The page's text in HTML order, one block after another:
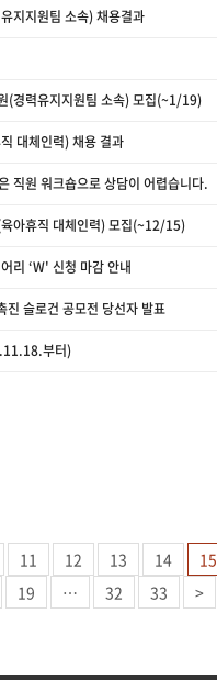
지지원팀 소속) 채용결과
(경력유지지원팀 소속) 모집(~1/19)
대체인력) 채용 결과
직원 워크숍으로 상담이 어렵습니다.
아휴직 대체인력) 모집(~12/15)
리 ‘W' 신청 마감 안내
진 슬로건 공모전 당선자 발표
부터)
11 12 13 14 15
19 … 32 33 >